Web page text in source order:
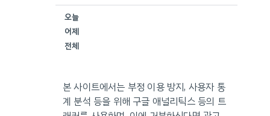
오늘
어제
전체
본 사이트에서는 부정 이용 방지, 사용자 통
계 분석 등을 위해 구글 애널리틱스 등의 트